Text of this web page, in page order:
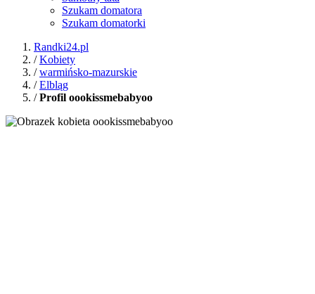
Szukam domatora
Szukam domatorki
Randki24.pl
/Kobiety
/warmińsko-mazurskie
/Elbląg
/Profil oookissmebabyoo